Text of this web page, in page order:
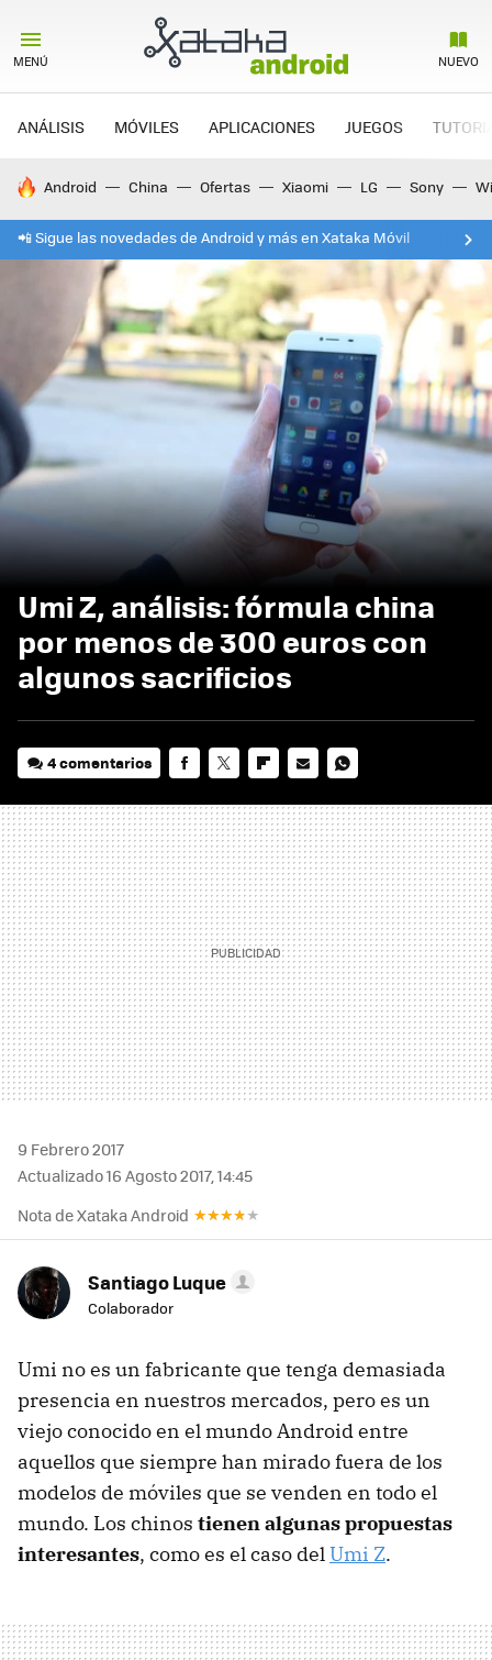
MENÚ NUEVO
ANÁLISIS MÓVILES APLICACIONES JUEGOS
HOY SE HABLA DE
Android China Ofertas Xiaomi LG Sony
📲 Sigue las novedades de Android y más en Xataka Móvil
Umi Z, análisis: fórmula china
por menos de 300 euros con
algunos sacrificios
4 comentarios
MAIL
9 Febrero 2017
Actualizado 16 Agosto 2017, 14:45
Nota de Xataka Android
Santiago Luque
Colaborador
Umi no es un fabricante que tenga demasiada
presencia en nuestros mercados, pero es un
viejo conocido en el mundo Android entre
aquellos que siempre han mirado fuera de los
modelos de móviles que se venden en todo el
mundo. Los chinos tienen algunas propuestas
interesantes, como es el caso delUmi Z.